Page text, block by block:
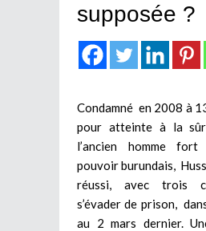
supposée ?
Condamné en 2008 à
pour atteinte à la
l’ancien homme
pouvoir burundais,
réussi, avec trois
s’évader de prison,
au 2 mars dernier.